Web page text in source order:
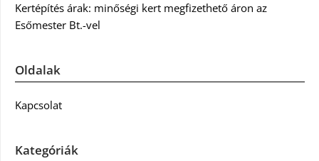
Kertépítés árak: minőségi kert megfizethető áron az
Esőmester Bt.-vel
Oldalak
Kapcsolat
Kategóriák